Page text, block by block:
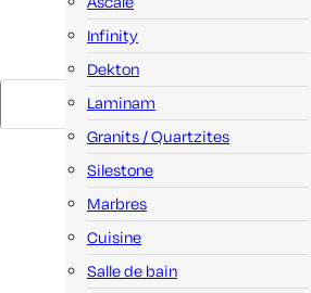
Infinity
Dekton
Laminam
Granits / Quartzites
Silestone
Marbres
Cuisine
Salle de bain